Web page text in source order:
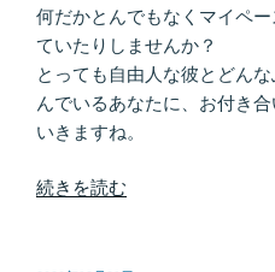
何だかとんでもなくマイペ
ていたりしませんか？
とっても自由人な彼とどん
んでいるあなたに、お付き
いきますね。
“デ
続きを読む